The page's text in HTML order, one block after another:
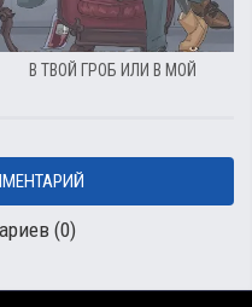
В ТВОЙ ГРОБ ИЛИ В МОЙ
(0)